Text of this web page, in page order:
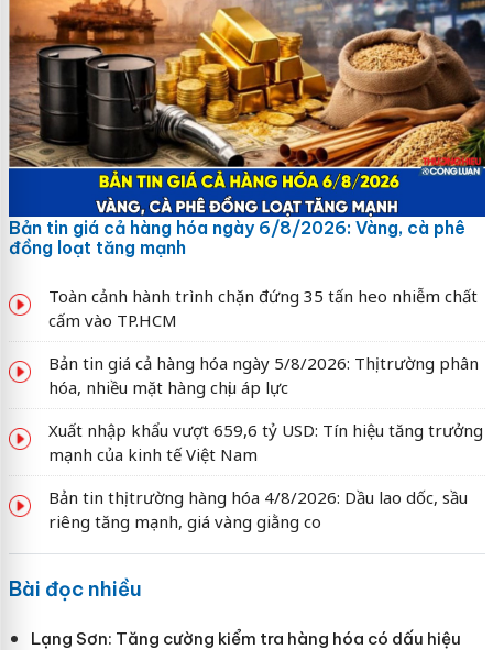
Bản tin giá cả hàng hóa ngày 6/8/2026: Vàng, cà phê
đồng loạt tăng mạnh
Toàn cảnh hành trình chặn đứng 35 tấn heo nhiễm chất
cấm vào TP.HCM
Bản tin giá cả hàng hóa ngày 5/8/2026: Thị trường phân
hóa, nhiều mặt hàng chịu áp lực
Xuất nhập khẩu vượt 659,6 tỷ USD: Tín hiệu tăng trưởng
mạnh của kinh tế Việt Nam
Bản tin thị trường hàng hóa 4/8/2026: Dầu lao dốc, sầu
riêng tăng mạnh, giá vàng giằng co
Bài đọc nhiều
Lạng Sơn: Tăng cường kiểm tra hàng hóa có dấu hiệu